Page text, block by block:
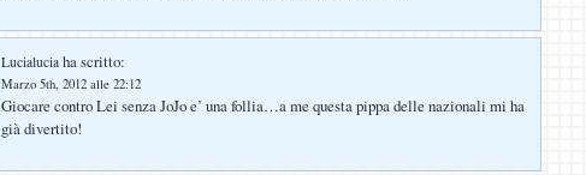
Lucialucia ha scritto:
Marzo 5th, 2012 alle 22:12
Giocare contro Lei senza JoJo e’ una follia…a me questa pippa delle nazionali mi ha
già divertito!